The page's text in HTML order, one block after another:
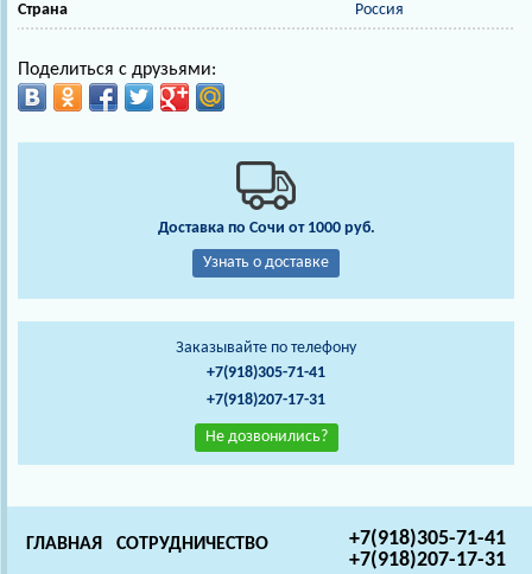
Страна Россия
Поделиться с друзьями:
Доставка по Сочи от 1000 руб.
Узнать о доставке
Заказывайте по телефону
+7(918)305-71-41
+7(918)207-17-31
Не дозвонились?
+7(918)305-71-41
+7(918)207-17-31
ГЛАВНАЯ СОТРУДНИЧЕСТВО